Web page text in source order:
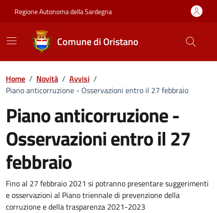
Regione Autonoma della Sardegna
Comune di Oristano
Home / Novità / Avvisi /
Piano anticorruzione - Osservazioni entro il 27 febbraio
Piano anticorruzione -
Osservazioni entro il 27
febbraio
Dettagli della notizia
Fino al 27 febbraio 2021 si potranno presentare suggerimenti
e osservazioni al Piano triennale di prevenzione della
corruzione e della trasparenza 2021-2023